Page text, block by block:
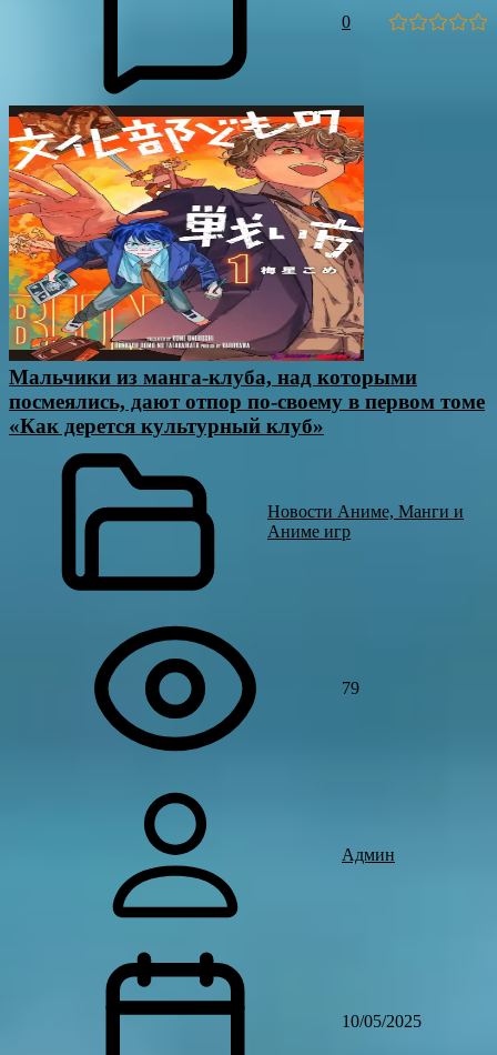
0
Мальчики из манга-клуба, над которыми
посмеялись, дают отпор по-своему в первом томе
«Как дерется культурный клуб»
Новости Аниме, Манги и
Аниме игр
79
Админ
10/05/2025